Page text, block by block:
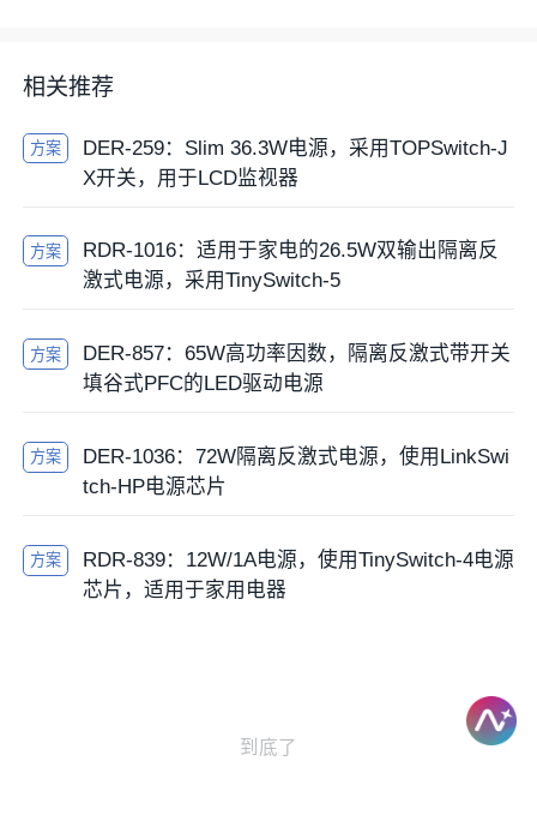
相关推荐
方案
DER-259：Slim 36.3W电源，采用TOPSwitch-J
X开关，用于LCD监视器
方案
RDR-1016：适用于家电的26.5W双输出隔离反
激式电源，采用TinySwitch-5
方案
DER-857：65W高功率因数，隔离反激式带开关
填谷式PFC的LED驱动电源
方案
DER-1036：72W隔离反激式电源，使用LinkSwi
tch-HP电源芯片
方案
RDR-839：12W/1A电源，使用TinySwitch-4电源
芯片，适用于家用电器